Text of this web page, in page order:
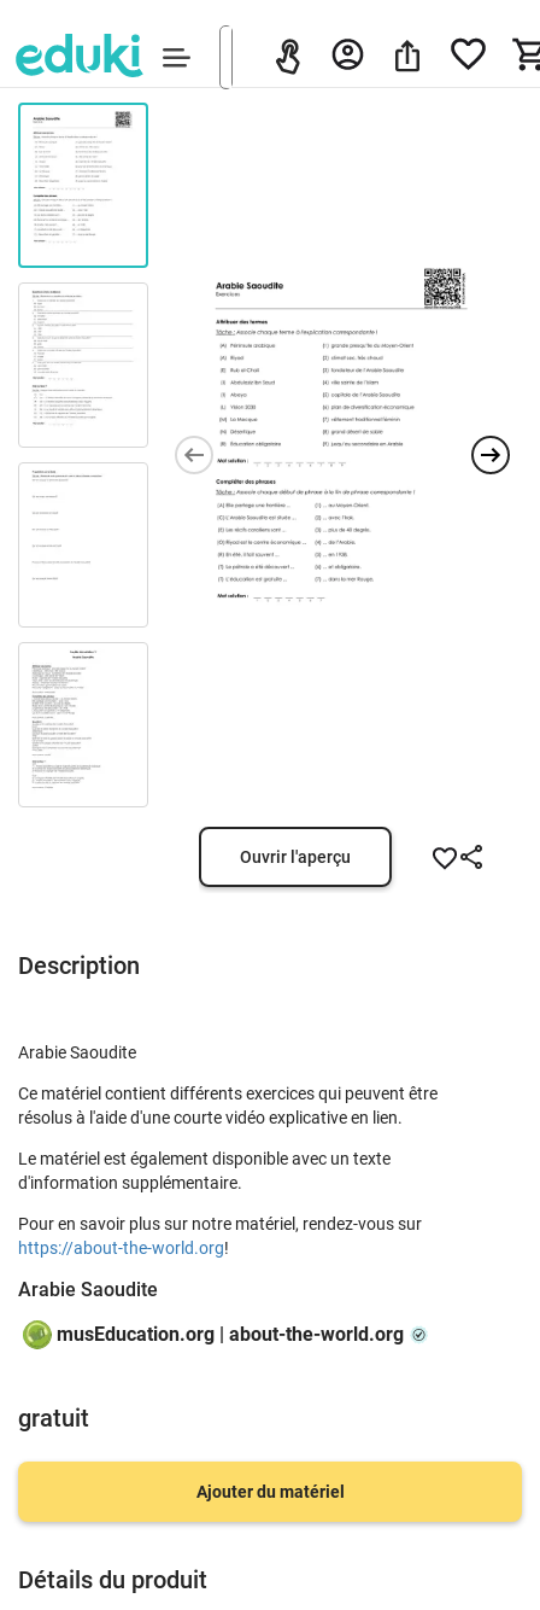
Ouvrir l'aperçu
Description
Arabie Saoudite
Ce matériel contient différents exercices qui peuvent être
résolus à l'aide d'une courte vidéo explicative en lien.
Le matériel est également disponible avec un texte
d'information supplémentaire.
Pour en savoir plus sur notre matériel, rendez-vous sur
https://about-the-world.org!
Arabie Saoudite
musEducation.org | about-the-world.org
gratuit
Ajouter du matériel
Détails du produit